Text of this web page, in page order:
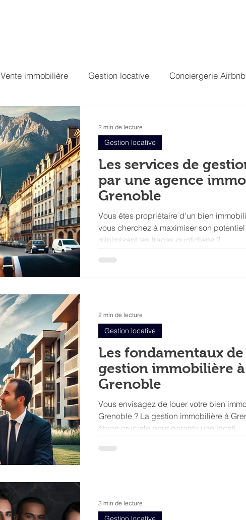
Vente immobilière Gestion locative Conciergerie Airbnb
Les services de
par une agence
Grenoble
Vous êtes propriétaire d'un bien
vous cherchez à maximiser son
minimisant les tracas quotidiens ?
Gestion locative
2 min de lecture
Les fondamentaux
gestion immobilière à
Grenoble
Vous envisagez de louer votre bien
Grenoble ? La gestion immobilière à
étape cruciale pour garantir une locati
Gestion locative
2 min de lecture
3 min de lecture